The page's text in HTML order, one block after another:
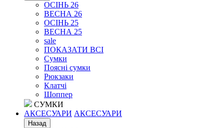
ОСІНЬ 26
ВЕСНА 26
ОСІНЬ 25
ВЕСНА 25
sale
ПОКАЗАТИ ВСІ
Сумки
Поясні сумки
Рюкзаки
Клатчі
Шоппер
СУМКИ
АКСЕСУАРИ АКСЕСУАРИ
Назад